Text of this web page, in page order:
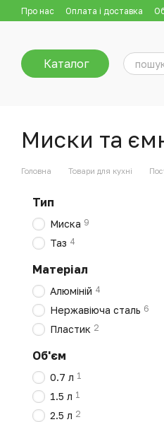
Перейти до основного
Про нас Оплата і доставка
Каталог
Миски та
Головна Товари для кухні
Тип
Миска 9
Таз 4
Матеріал
Алюміній 4
Нержавіюча сталь 6
Пластик 2
Об'єм
0.7 л 1
1.5 л 1
2.5 л 2